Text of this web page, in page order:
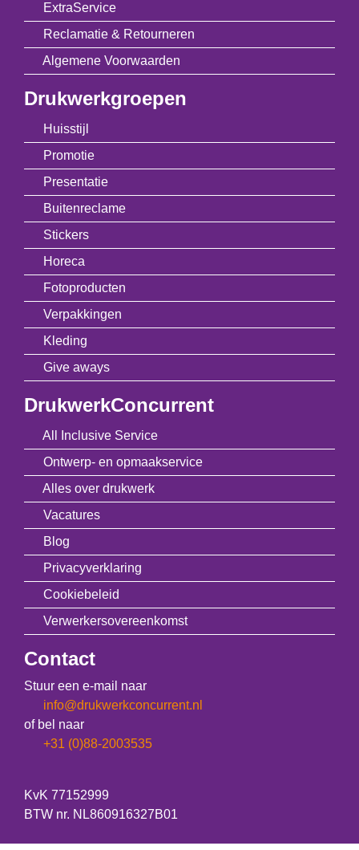
ExtraService
Reclamatie & Retourneren
Algemene Voorwaarden
Drukwerkgroepen
Huisstijl
Promotie
Presentatie
Buitenreclame
Stickers
Horeca
Fotoproducten
Verpakkingen
Kleding
Give aways
DrukwerkConcurrent
All Inclusive Service
Ontwerp- en opmaakservice
Alles over drukwerk
Vacatures
Blog
Privacyverklaring
Cookiebeleid
Verwerkersovereenkomst
Contact
Stuur een e-mail naar
info@drukwerkconcurrent.nl
of bel naar
+31 (0)88-2003535
KvK 77152999
BTW nr. NL860916327B01